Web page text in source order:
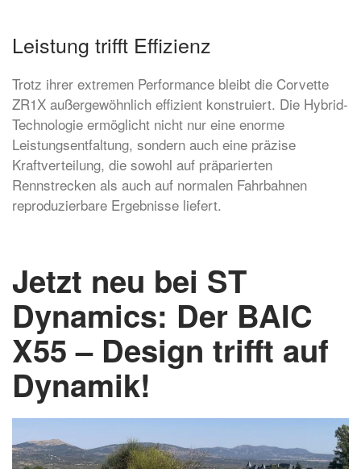
Leistung trifft Effizienz
Trotz ihrer extremen Performance bleibt die Corvette
ZR1X außergewöhnlich effizient konstruiert. Die Hybrid-
Technologie ermöglicht nicht nur eine enorme
Leistungsentfaltung, sondern auch eine präzise
Kraftverteilung, die sowohl auf präparierten
Rennstrecken als auch auf normalen Fahrbahnen
reproduzierbare Ergebnisse liefert.
Jetzt neu bei ST
Dynamics: Der BAIC
X55 – Design trifft auf
Dynamik!